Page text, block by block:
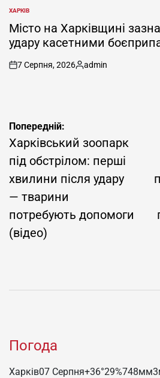
ОПУБЛІКУВАТИ
У
ХАРКІВ
Місто на Харківщині
удару касетними
on
7 Серпня, 2026
Опубліковано
admin
Навігація
записів
Попередній:
Харківський зоопарк
під обстрілом: перші
хвилини після удару
— тварини
потребують допомоги
(відео)
Погода
Харків07 Серпня+36°29%748мм3